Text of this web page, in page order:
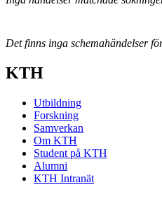
Det finns inga schemahändelser
KTH
Utbildning
Forskning
Samverkan
Om KTH
Student på KTH
Alumni
KTH Intranät